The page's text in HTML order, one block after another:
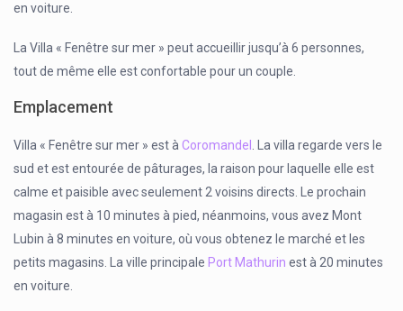
en voiture.
La Villa « Fenêtre sur mer » peut accueillir jusqu’à 6 personnes,
tout de même elle est confortable pour un couple.
Emplacement
Villa « Fenêtre sur mer » est àCoromandel
. La villa regarde vers le
sud et est entourée de pâturages, la raison pour laquelle elle est
calme et paisible avec seulement 2 voisins directs. Le prochain
magasin est à 10 minutes à pied, néanmoins, vous avez Mont
Lubin à 8 minutes en voiture, où vous obtenez le marché et les
petits magasins. La ville principale Port Mathurin est à 20 minutes
en voiture.